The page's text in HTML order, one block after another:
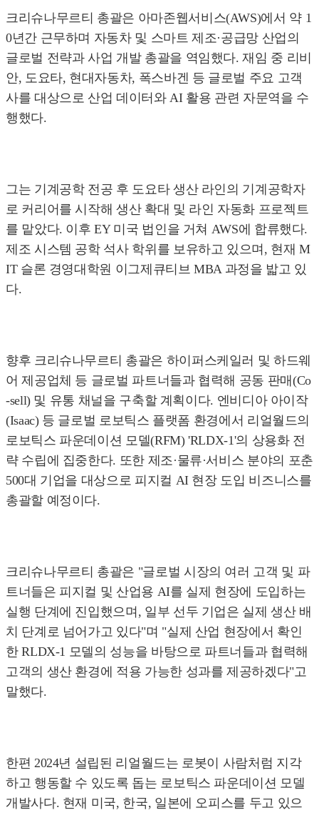
크리슈나무르티 총괄은 아마존웹서비스(AWS)에서 약 1
0년간 근무하며 자동차 및 스마트 제조·공급망 산업의
글로벌 전략과 사업 개발 총괄을 역임했다. 재임 중 리비
안, 도요타, 현대자동차, 폭스바겐 등 글로벌 주요 고객
사를 대상으로 산업 데이터와 AI 활용 관련 자문역을 수
행했다.
그는 기계공학 전공 후 도요타 생산 라인의 기계공학자
로 커리어를 시작해 생산 확대 및 라인 자동화 프로젝트
를 맡았다. 이후 EY 미국 법인을 거쳐 AWS에 합류했다.
제조 시스템 공학 석사 학위를 보유하고 있으며, 현재 M
IT 슬론 경영대학원 이그제큐티브 MBA 과정을 밟고 있
다.
향후 크리슈나무르티 총괄은 하이퍼스케일러 및 하드웨
어 제공업체 등 글로벌 파트너들과 협력해 공동 판매(Co
-sell) 및 유통 채널을 구축할 계획이다. 엔비디아 아이작
(Isaac) 등 글로벌 로보틱스 플랫폼 환경에서 리얼월드의
로보틱스 파운데이션 모델(RFM) 'RLDX-1'의 상용화 전
략 수립에 집중한다. 또한 제조·물류·서비스 분야의 포춘
500대 기업을 대상으로 피지컬 AI 현장 도입 비즈니스를
총괄할 예정이다.
크리슈나무르티 총괄은 "글로벌 시장의 여러 고객 및 파
트너들은 피지컬 및 산업용 AI를 실제 현장에 도입하는
실행 단계에 진입했으며, 일부 선두 기업은 실제 생산 배
치 단계로 넘어가고 있다"며 "실제 산업 현장에서 확인
한 RLDX-1 모델의 성능을 바탕으로 파트너들과 협력해
고객의 생산 환경에 적용 가능한 성과를 제공하겠다"고
말했다.
한편 2024년 설립된 리얼월드는 로봇이 사람처럼 지각
하고 행동할 수 있도록 돕는 로보틱스 파운데이션 모델
개발사다. 현재 미국, 한국, 일본에 오피스를 두고 있으